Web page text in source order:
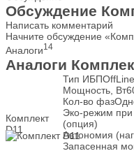
Обсуждение
Написать комментарий
Начните обсуждение
Аналоги14
Аналоги
Комплект
D11
Тип ИБПOffLine
Мощность, Вт
Кол-во фаз
Эко-режим
(опция)
Автономия
Запасенная